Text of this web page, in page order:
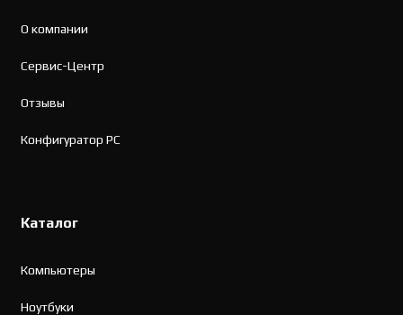
О компании
Сервис-Центр
Отзывы
Конфигуратор PC
Каталог
Компьютеры
Ноутбуки